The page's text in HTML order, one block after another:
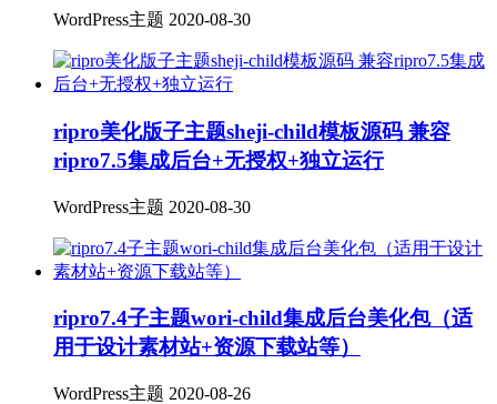
WordPress主题 2020-08-30
ripro美化版子主题sheji-child模板源码 兼容
ripro7.5集成后台+无授权+独立运行
WordPress主题 2020-08-30
ripro7.4子主题wori-child集成后台美化包（适
用于设计素材站+资源下载站等）
WordPress主题 2020-08-26